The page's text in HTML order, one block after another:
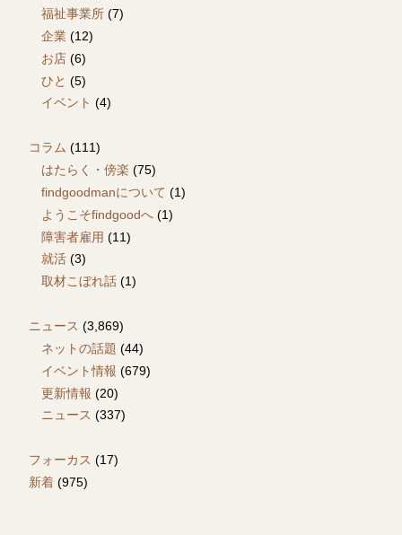
福祉事業所 (7)
企業 (12)
お店 (6)
ひと (5)
イベント (4)
コラム (111)
はたらく・傍楽 (75)
findgoodmanについて (1)
ようこそfindgoodへ (1)
障害者雇用 (11)
就活 (3)
取材こぼれ話 (1)
ニュース (3,869)
ネットの話題 (44)
イベント情報 (679)
更新情報 (20)
ニュース (337)
フォーカス (17)
新着 (975)